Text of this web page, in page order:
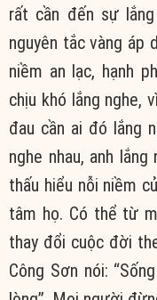
rất cần đến sự
nguyên tắc vàng áp
niềm an lạc, hạnh
chịu khó lắng nghe,
đau cần ai đó lắng
nghe nhau, anh
thấu hiểu nỗi niềm
tâm họ. Có thể từ
thay đổi cuộc đời
Công Sơn nói: